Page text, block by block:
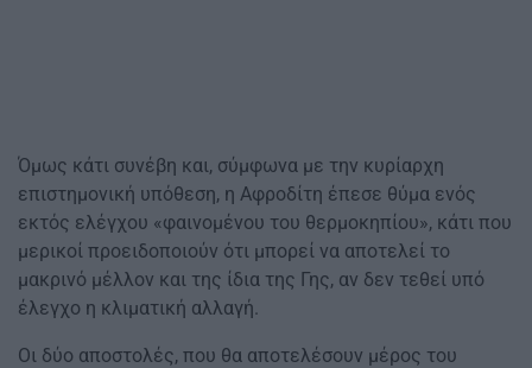
Όμως κάτι συνέβη και, σύμφωνα με την κυρίαρχη
επιστημονική υπόθεση, η Αφροδίτη έπεσε θύμα ενός
εκτός ελέγχου «φαινομένου του θερμοκηπίου», κάτι που
μερικοί προειδοποιούν ότι μπορεί να αποτελεί το
μακρινό μέλλον και της ίδια της Γης, αν δεν τεθεί υπό
έλεγχο η κλιματική αλλαγή.
Οι δύο αποστολές, που θα αποτελέσουν μέρος του